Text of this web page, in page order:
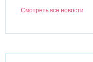
Смотреть все новости